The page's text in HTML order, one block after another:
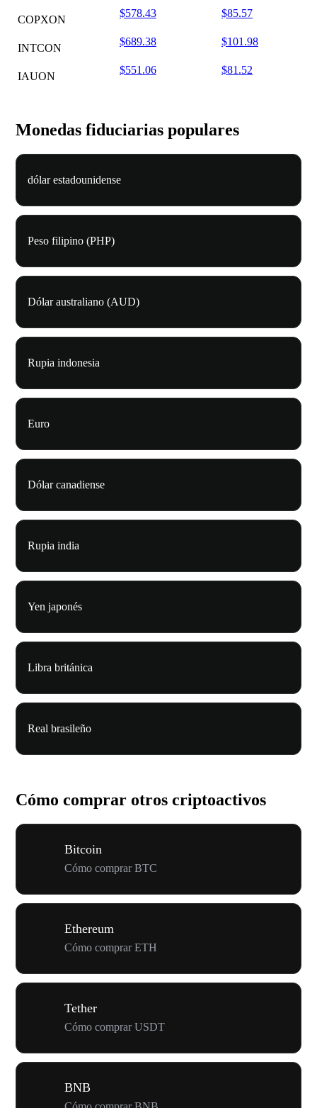
COPXON
$578.43 $85.57
INTCON
$689.38 $101.98
IAUON
$551.06 $81.52
Monedas fiduciarias populares
dólar estadounidense
Peso filipino (PHP)
Dólar australiano (AUD)
Rupia indonesia
Euro
Dólar canadiense
Rupia india
Yen japonés
Libra británica
Real brasileño
Cómo comprar otros criptoactivos
Bitcoin
Cómo comprar BTC
Ethereum
Cómo comprar ETH
Tether
Cómo comprar USDT
BNB